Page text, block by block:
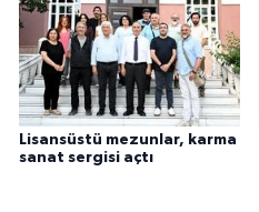
Lisansüstü mezunlar, karma
sanat sergisi açtı